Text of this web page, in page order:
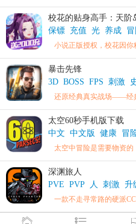
校花的贴身高手：天阶
保镖 充值 光 养成
暴击先锋
3D BOSS FPS 刺激
太空60秒手机版下载
中文 中文版 健康 冒
太空中冒险是需要物资的
深渊旅人
PVE PVP 人 刺激 升
一款不走寻常路的硬派